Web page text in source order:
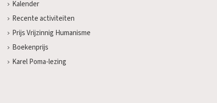
Kalender
Recente activiteiten
Prijs Vrijzinnig Humanisme
Boekenprijs
Karel Poma-lezing